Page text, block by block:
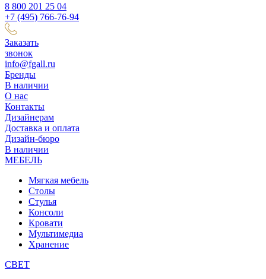
8 800 201 25 04
+7 (495) 766-76-94
Заказать
звонок
info@fgall.ru
Бренды
В наличии
О нас
Контакты
Дизайнерам
Доставка и оплата
Дизайн-бюро
В наличии
МЕБЕЛЬ
Мягкая мебель
Столы
Стулья
Консоли
Кровати
Мультимедиа
Хранение
СВЕТ